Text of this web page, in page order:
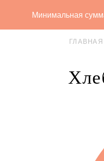
Минимальная
ГЛАВНАЯ